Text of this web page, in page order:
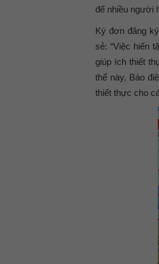
để nhiều người
Ký đơn đăng
sẻ: “Việc hiến
giúp ích thiết
thể này, Báo
thiết thực cho